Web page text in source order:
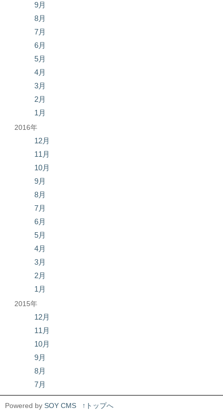
9月
8月
7月
6月
5月
4月
3月
2月
1月
2016年
12月
11月
10月
9月
8月
7月
6月
5月
4月
3月
2月
1月
2015年
12月
11月
10月
9月
8月
7月
Powered by SOY CMS ↑トップへ